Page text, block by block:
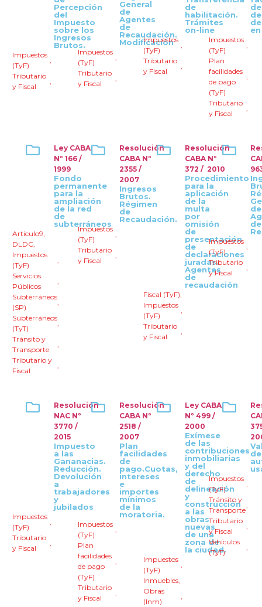
Percepción
del
Impuesto
sobre los
Ingresos
Brutos.
Impuestos
(TyF)
,
Tributario
y Fiscal
,
General
de
Agentes
de
Recaudación.
Modificación
Impuestos
(TyF)
,
Tributario
y Fiscal
,
de
habilitación.
Trámites
on-line
Impuestos
(TyF)
,
Tributario
y Fiscal
,
de
Impuestos
(TyF)
,
Plan
facilidades
de pago
(TyF)
,
Tributario
y Fiscal
,
Ley CABA
Nº 166 /
1999
Fondo
permanente
para la
ampliación
de la red
de
subterráneos
Articulo9,
DLDC,
Impuestos
(TyF)
,
Servicios
Públicos
,
Subterráneos
(SP)
,
Subterráneos
(TyT)
,
Tránsito y
Transporte
,
Tributario y
Fiscal
,
Resolución
CABA Nº
2355 /
2007
Ingresos
Brutos.
Régimen
de
Recaudación.
Impuestos
(TyF)
,
Tributario
y Fiscal
,
Resolución
CABA Nº
372 / 2010
Procedimiento
para la
aplicación
de la
multa
por
omisión
de
presentación
de
declaraciones
juradas.
Agentes
de
recaudación
Fiscal (TyF),
Impuestos
(TyF)
,
Tributario
y Fiscal
,
de
de
Impuestos
(TyF)
,
Tributario
y Fiscal
,
Resolución
NAC Nº
3770 /
2015
Impuesto
a las
Gananacias.
Reducción.
Devolución
a
trabajadores
y
jubilados
Impuestos
(TyF)
,
Tributario
y Fiscal
,
Resolución
CABA Nº
2518 /
2007
Plan
facilidades
de
pago.Cuotas,
intereses
e
importes
mínimos
de la
moratoria.
Impuestos
(TyF)
,
Plan
facilidades
de pago
(TyF)
,
Tributario
y Fiscal
,
Ley CABA
Nº 499 /
2000
Exímese
de las
contribuciones
inmobiliarias
y del
derecho
de
delineación
y
construcción
a las
obras
nuevas
de una
zona de
la ciudad.
Impuestos
(TyF)
,
Inmuebles,
Obras
(Inm)
,
de
Impuestos
(TyF)
,
Tránsito y
Transporte
,
Tributario
y Fiscal
,
Vehículos
(TyT)
,